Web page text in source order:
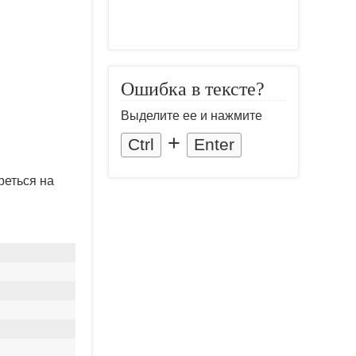
на
Ошибка в тексте?
Выделите ее и нажмите
Ctrl + Enter